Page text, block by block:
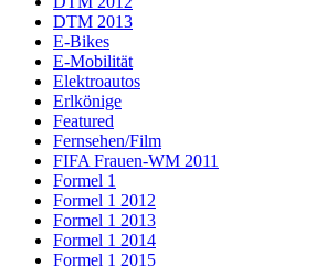
DTM 2013
E-Bikes
E-Mobilität
Elektroautos
Erlkönige
Featured
Fernsehen/Film
FIFA Frauen-WM 2011
Formel 1
Formel 1 2012
Formel 1 2013
Formel 1 2014
Formel 1 2015